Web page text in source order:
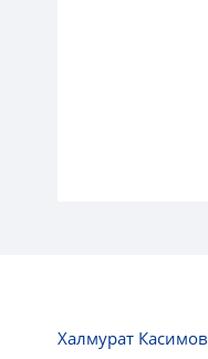
Халмурат Касимов